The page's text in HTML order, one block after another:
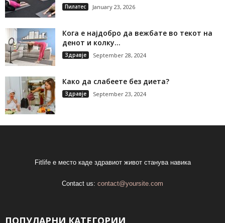
Пилатес January 23, 2026
Кога е најдобро да вежбате во текот на
денот и колку...
Здравје September 28, 2024
Како да слабеете без диета?
Здравје September 23, 2024
Fitlife е место каде здравиот живот станува навика
Contact us: contact@yoursite.com